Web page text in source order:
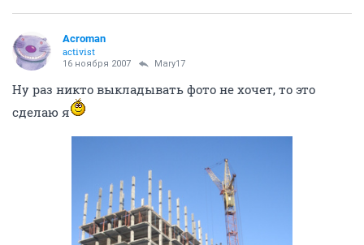
Acroman
activist
16 ноября 2007 Mary17
Ну раз никто выкладывать фото не хочет, то это
сделаю я